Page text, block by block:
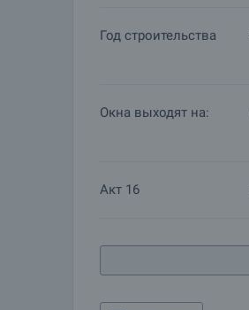
Год строительства
Окна выходят на:
Акт 16